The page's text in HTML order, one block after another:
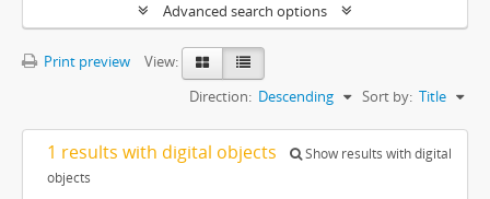
Advanced search options
Print preview
View:
Sort by: Title
Direction: Descending
1 results with digital objects
Show results with digital
objects